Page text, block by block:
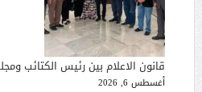
قانون الاعلام بين رئيس الكتائب
أغسطس 6, 2026